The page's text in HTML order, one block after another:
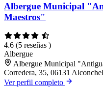
Albergue Municipal
Maestros"
4.6 (5 reseñas )
Albergue
Albergue Municipal
Corredera, 35, 06131
Ver perfil completo